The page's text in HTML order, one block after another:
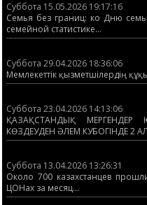
Суббота 15.05.2026 19:17:16
Семья без границ: ко Дню
семейной статистике...
Суббота 29.04.2026 18:36:06
Мемлекеттік қызметшілердің
Суббота 23.04.2026 14:13:06
ҚАЗАҚСТАНДЫҚ
КӨЗДЕУДЕН ӘЛЕМ КУБОГІНДЕ 2
Суббота 13.04.2026 13:26:31
Около 700 казахстанцев
ЦОНах за месяц...